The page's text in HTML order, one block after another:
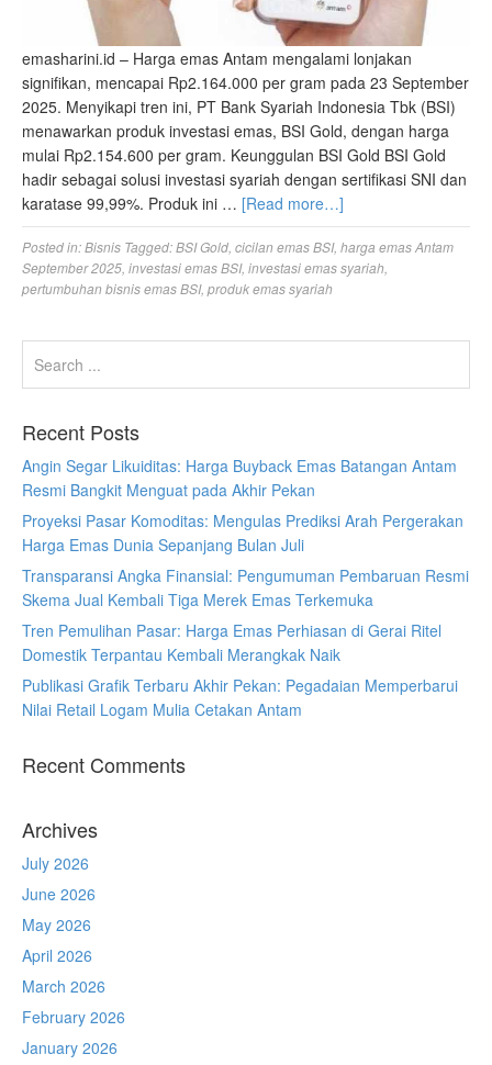
emasharini.id – Harga emas Antam mengalami lonjakan
signifikan, mencapai Rp2.164.000 per gram pada 23 September
2025. Menyikapi tren ini, PT Bank Syariah Indonesia Tbk (BSI)
menawarkan produk investasi emas, BSI Gold, dengan harga
mulai Rp2.154.600 per gram. Keunggulan BSI Gold BSI Gold
hadir sebagai solusi investasi syariah dengan sertifikasi SNI dan
karatase 99,99%. Produk ini … [Read more…]
Posted in:Bisnis Tagged:BSI Gold cicilan emas BSI, harga emas Antam
September 2025 investasi emas BSI, investasi emas syariah
pertumbuhan bisnis emas BSI, produk emas syariah
Recent Posts
Angin Segar Likuiditas: Harga Buyback Emas Batangan Antam
Resmi Bangkit Menguat pada Akhir Pekan
Proyeksi Pasar Komoditas: Mengulas Prediksi Arah Pergerakan
Harga Emas Dunia Sepanjang Bulan Juli
Transparansi Angka Finansial: Pengumuman Pembaruan Resmi
Skema Jual Kembali Tiga Merek Emas Terkemuka
Tren Pemulihan Pasar: Harga Emas Perhiasan di Gerai Ritel
Domestik Terpantau Kembali Merangkak Naik
Publikasi Grafik Terbaru Akhir Pekan: Pegadaian Memperbarui
Nilai Retail Logam Mulia Cetakan Antam
Recent Comments
Archives
July 2026
June 2026
May 2026
April 2026
March 2026
February 2026
January 2026